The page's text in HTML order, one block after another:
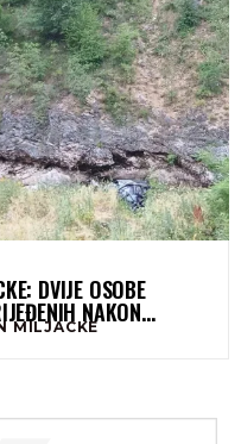
DVIJE OSOBE
NAKON
MILJACKE